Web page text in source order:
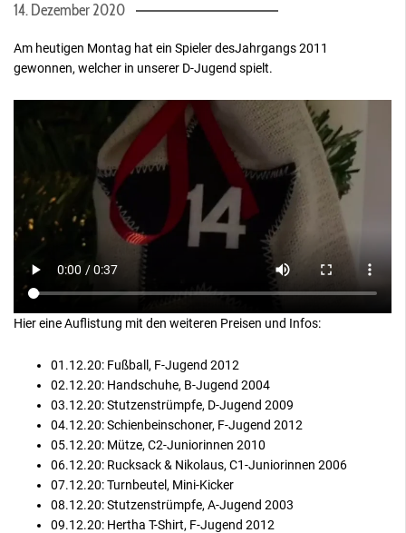
14. Dezember 2020
Am heutigen Montag hat ein Spieler desJahrgangs 2011
gewonnen, welcher in unserer D-Jugend spielt.
Hier eine Auflistung mit den weiteren Preisen und Infos:
01.12.20: Fußball, F-Jugend 2012
02.12.20: Handschuhe, B-Jugend 2004
03.12.20: Stutzenstrümpfe, D-Jugend 2009
04.12.20: Schienbeinschoner, F-Jugend 2012
05.12.20: Mütze, C2-Juniorinnen 2010
06.12.20: Rucksack & Nikolaus, C1-Juniorinnen 2006
07.12.20: Turnbeutel, Mini-Kicker
08.12.20: Stutzenstrümpfe, A-Jugend 2003
09.12.20: Hertha T-Shirt, F-Jugend 2012